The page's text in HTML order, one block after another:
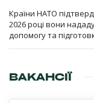
Країни НАТО
2026 році вони
допомогу та
ВАКАНСІЇ